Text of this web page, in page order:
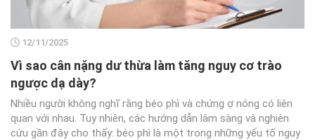
12/11/2025
Vì sao cân nặng dư thừa làm tăng nguy cơ trào
ngược dạ dày?
Nhiều người không nghĩ rằng béo phì và chứng ợ nóng có liên
quan với nhau. Tuy nhiên, các hướng dẫn lâm sàng và nghiên
cứu gần đây cho thấy: béo phì là một trong những yếu tố nguy